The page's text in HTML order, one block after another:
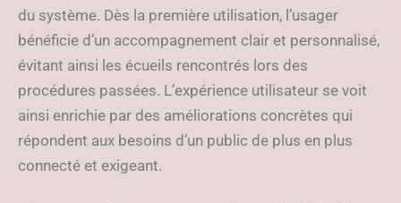
du système. Dès la première utilisation, l’usager
bénéficie d’un accompagnement clair et personnalisé,
évitant ainsi les écueils rencontrés lors des
procédures passées. L’expérience utilisateur se voit
ainsi enrichie par des améliorations concrètes qui
répondent aux besoins d’un public de plus en plus
connecté et exigeant.